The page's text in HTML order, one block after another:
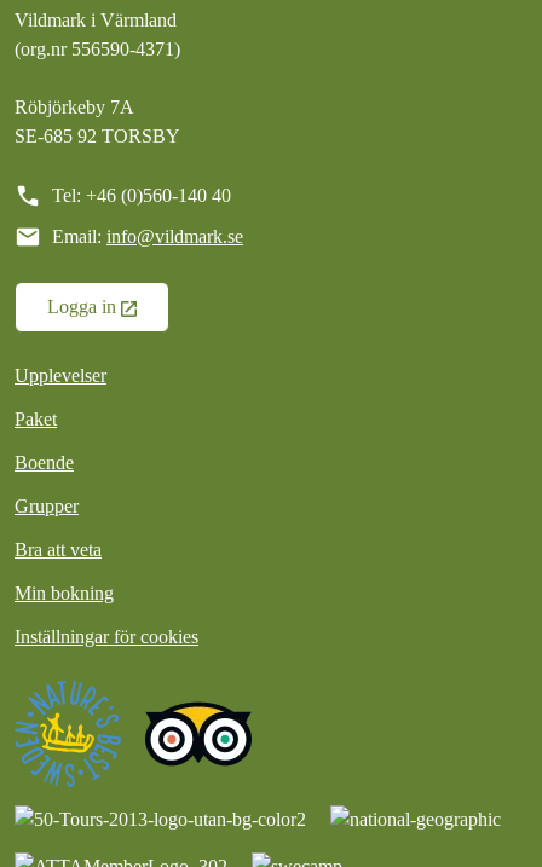
Vildmark i Värmland
(org.nr 556590-4371)
Röbjörkeby 7A
SE-685 92 TORSBY
call Tel: +46 (0)560-140 40
mail Email: info@vildmark.se
Logga in
Upplevelser
Paket
Boende
Grupper
Bra att veta
Min bokning
Inställningar för cookies